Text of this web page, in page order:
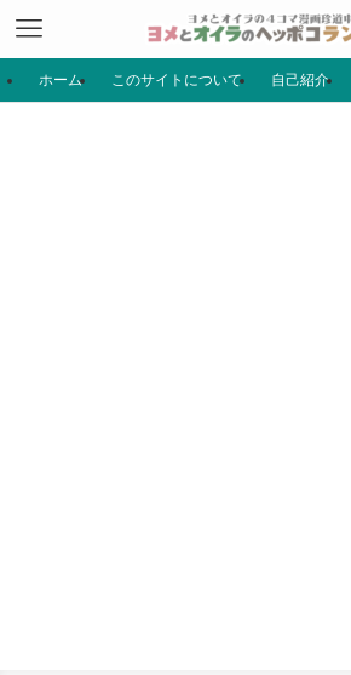
ホーム このサイトについて 自己紹介